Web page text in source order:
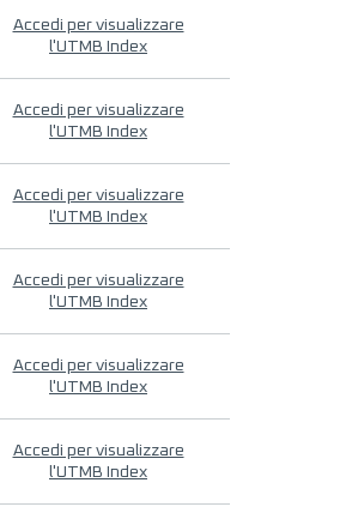
Accedi per visualizzare
l'UTMB Index
Accedi per visualizzare
l'UTMB Index
Accedi per visualizzare
l'UTMB Index
Accedi per visualizzare
l'UTMB Index
Accedi per visualizzare
l'UTMB Index
Accedi per visualizzare
l'UTMB Index